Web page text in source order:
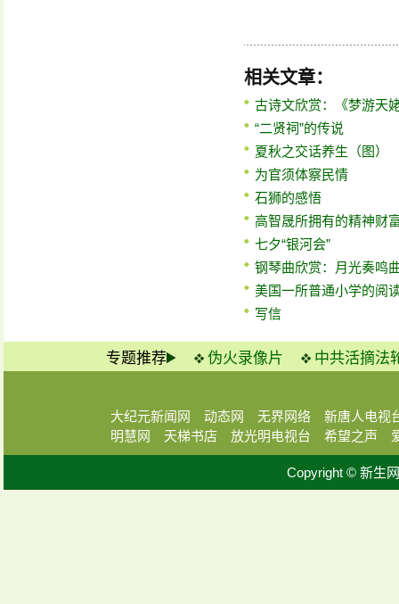
相关文章：
古诗文欣赏：《梦游天
“二贤祠”的传说
夏秋之交话养生（图）
为官须体察民情
石狮的感悟
高智晟所拥有的精神财
七夕“银河会”
钢琴曲欣赏：月光奏鸣
美国一所普通小学的阅
写信
专题推荐 伪火录像片 中共活摘法
大纪元新闻网 动态网 无界网络
新唐人电视
明慧网
天梯书店 放光明电视台 希望之声
Copyright © 新生